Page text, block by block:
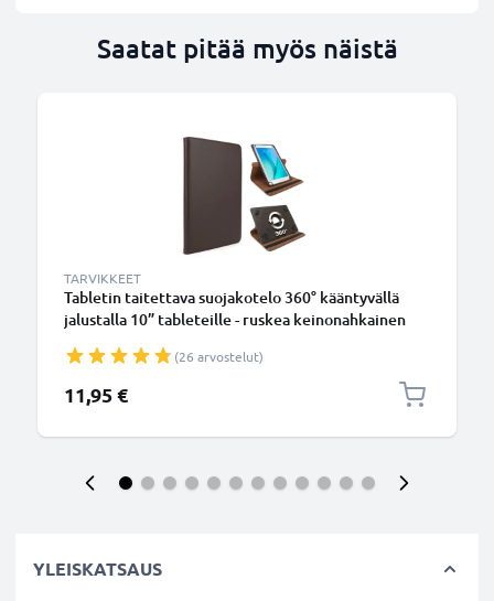
Saatat pitää myös näistä
TARVIKKEET
Tabletin taitettava suojakotelo 360° kääntyvällä
jalustalla 10” tableteille - ruskea keinonahkainen
(26 arvostelut)
11,95 €
YLEISKATSAUS